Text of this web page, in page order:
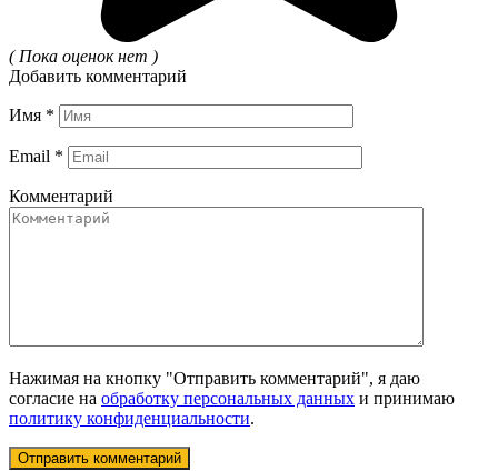
( Пока оценок нет )
Добавить комментарий
Имя *
Email *
Комментарий
Нажимая на кнопку "Отправить комментарий", я даю
согласие на обработку персональных данных и принимаю
политику конфиденциальности.